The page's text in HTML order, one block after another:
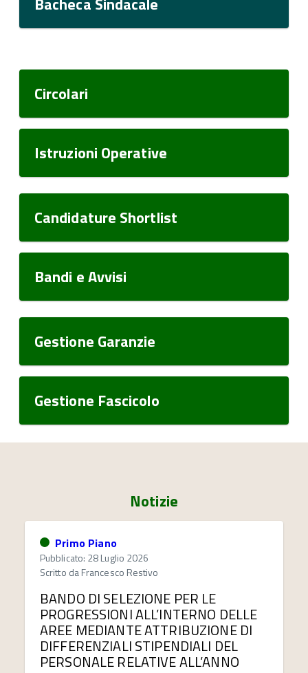
Circolari
Istruzioni Operative
Candidature Shortlist
Bandi e Avvisi
Gestione Garanzie
Gestione Fascicolo
Notizie
Primo Piano
Pubblicato: 28 Luglio 2026
Scritto daFrancesco Restivo
BANDO DI SELEZIONE PER LE
PROGRESSIONI ALL’INTERNO DELLE
AREE MEDIANTE ATTRIBUZIONE DI
DIFFERENZIALI STIPENDIALI DEL
PERSONALE RELATIVE ALL’ANNO